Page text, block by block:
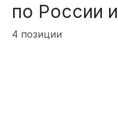
по России
4 позиции